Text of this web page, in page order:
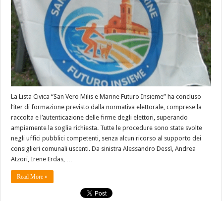
La Lista Civica “San Vero Milis e Marine Futuro Insieme” ha concluso
l’iter di formazione previsto dalla normativa elettorale, comprese la
raccolta e l’autenticazione delle firme degli elettori, superando
ampiamente la soglia richiesta. Tutte le procedure sono state svolte
negli uffici pubblici competenti, senza alcun ricorso al supporto dei
consiglieri comunali uscenti. Da sinistra Alessandro Dessì, Andrea
Atzori, Irene Erdas, …
Read More »